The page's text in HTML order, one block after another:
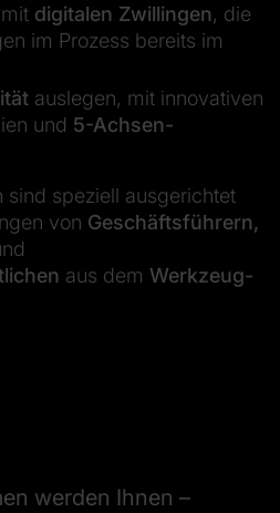
digitalen Zwillingen, die
im Prozess bereits im
auslegen, mit innovativen
und 5-Achsen-
sind speziell ausgerichtet
von Geschäftsführern,
aus dem Werkzeug-
werden Ihnen –